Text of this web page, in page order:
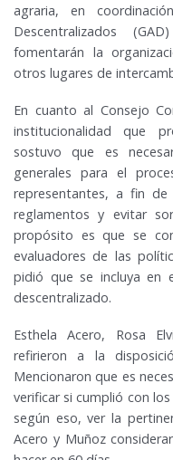
agraria, en
Descentralizados
fomentarán la
otros lugares de
En cuanto al Consejo
institucionalidad que
sostuvo que es
generales para el
representantes, a fin
reglamentos y evitar
propósito es que se
evaluadores de las
pidió que se incluya en
descentralizado.
Esthela Acero, Rosa
refirieron a la
Mencionaron que es
verificar si cumplió con
según eso, ver la
Acero y Muñoz